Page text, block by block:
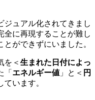
ジュアル化されてきまし
全に再現することが難し
ができずにいました。
を＜ 生まれた日付によっ
「 エネルギー値 」と＜ 円
ています。